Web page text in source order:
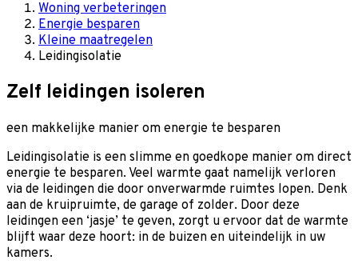
Woning verbeteringen
Energie besparen
Kleine maatregelen
Leidingisolatie
Zelf leidingen isoleren
een makkelijke manier om energie te besparen
Leidingisolatie is een slimme en goedkope manier om direct
energie te besparen. Veel warmte gaat namelijk verloren
via de leidingen die door onverwarmde ruimtes lopen. Denk
aan de kruipruimte, de garage of zolder. Door deze
leidingen een ‘jasje’ te geven, zorgt u ervoor dat de warmte
blijft waar deze hoort: in de buizen en uiteindelijk in uw
kamers.